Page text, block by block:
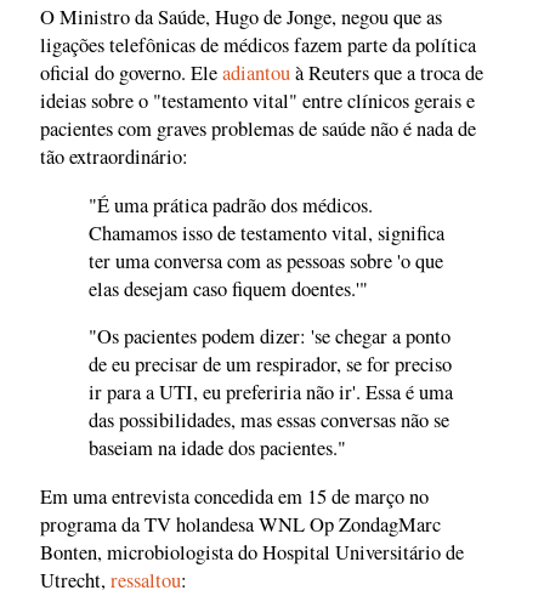
O Ministro da Saúde, Hugo de Jonge, negou que as
ligações telefônicas de médicos fazem parte da política
oficial do governo. Eleadiantouà Reuters que a troca de
ideias sobre o "testamento vital" entre clínicos gerais e
pacientes com graves problemas de saúde não é nada de
tão extraordinário:
"É uma prática padrão dos médicos.
Chamamos isso de testamento vital, significa
ter uma conversa com as pessoas sobre 'o que
elas desejam caso fiquem doentes.'"
"Os pacientes podem dizer: 'se chegar a ponto
de eu precisar de um respirador, se for preciso
ir para a UTI, eu preferiria não ir'. Essa é uma
das possibilidades, mas essas conversas não se
baseiam na idade dos pacientes."
Em uma entrevista concedida em 15 de março no
programa da TV holandesa WNL Op ZondagMarc
Bonten, microbiologista do Hospital Universitário de
Utrecht,ressaltou: